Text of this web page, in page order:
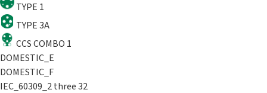
TYPE 1
TYPE 3A
CCS COMBO 1
DOMESTIC_E
DOMESTIC_F
IEC_60309_2 three 32